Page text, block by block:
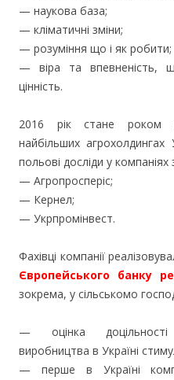
— наукова база;
— кліматичні зміни;
— розуміння що і як робити;
— віра та впевненість,
цінність.
2016 рік стане роком
найбільших агрохолдингах
польові досліди у
— Агропросперіс;
— Кернел;
— Укрпромінвест.
Фахівці компанії
Європейського банку
зокрема, у сільськомо
— оцінка доцільності
виробництва в Україні
— перше в Україні